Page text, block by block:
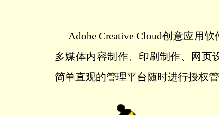
Adobe Creative Cloud创意应用软
多媒体内容制作、印刷制作、网页
简单直观的管理平台随时进行授权